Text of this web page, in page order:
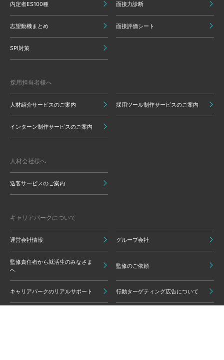
内定者ES100種 面接力診断
志望動機まとめ 面接評価シート
SPI対策
採用担当者様へ
人材紹介サービスのご案内 採用ツール制作サービスのご案内
インターン制作サービスのご案内
人材会社様へ
送客サービスのご案内
キャリアパークについて
運営会社情報 グループ会社
監修責任者から就活生のみなさま
へ
監修のご依頼
キャリアパークのリアルサポート 行動ターゲティング広告について